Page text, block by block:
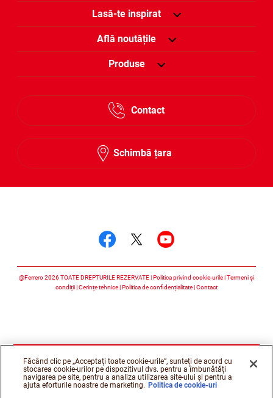
Lasă-te inspirat
Află noutățile
Produse
Contact
Schimbă țara
@Ferrero 2026 TOATE DREPTURILE REZERVATE Politica privind cookie-urile Termeni și
condiții Cerințe tehnice Politica de confidențialitate Contact
Făcând clic pe „Acceptați toate cookie-urile”, sunteți de acord cu
stocarea cookie-urilor pe dispozitivul dvs. pentru a îmbunătăți
navigarea pe site, pentru a analiza utilizarea site-ului și pentru a
ajuta eforturile noastre de marketing. Politica de cookie-uri